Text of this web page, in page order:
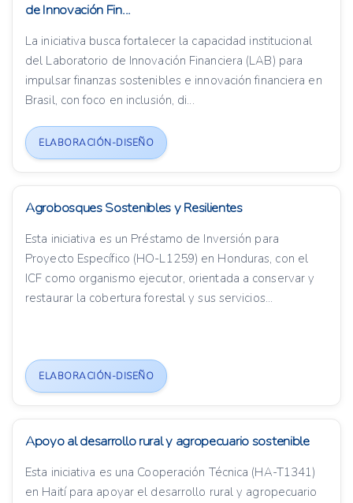
de Innovación Fin...
La iniciativa busca fortalecer la capacidad institucional
del Laboratorio de Innovación Financiera (LAB) para
impulsar finanzas sostenibles e innovación financiera en
Brasil, con foco en inclusión, di...
ELABORACIÓN-DISEÑO
Agrobosques Sostenibles y Resilientes
Esta iniciativa es un Préstamo de Inversión para
Proyecto Específico (HO-L1259) en Honduras, con el
ICF como organismo ejecutor, orientada a conservar y
restaurar la cobertura forestal y sus servicios...
ELABORACIÓN-DISEÑO
Apoyo al desarrollo rural y agropecuario sostenible
Esta iniciativa es una Cooperación Técnica (HA-T1341)
en Haití para apoyar el desarrollo rural y agropecuario